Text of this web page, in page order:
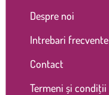
Despre noi
Intrebari frecvente
Contact
Termeni și condiții